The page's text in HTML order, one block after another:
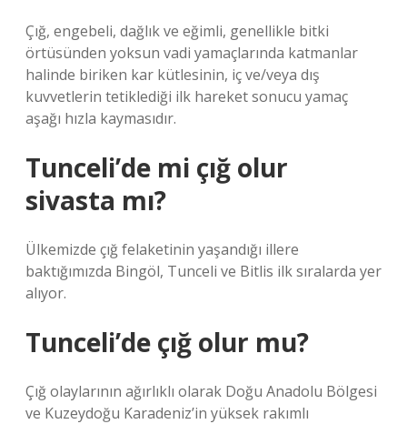
Çığ, engebeli, dağlık ve eğimli, genellikle bitki
örtüsünden yoksun vadi yamaçlarında katmanlar
halinde biriken kar kütlesinin, iç ve/veya dış
kuvvetlerin tetiklediği ilk hareket sonucu yamaç
aşağı hızla kaymasıdır.
Tunceli’de mi çığ olur
sivasta mı?
Ülkemizde çığ felaketinin yaşandığı illere
baktığımızda Bingöl, Tunceli ve Bitlis ilk sıralarda yer
alıyor.
Tunceli’de çığ olur mu?
Çığ olaylarının ağırlıklı olarak Doğu Anadolu Bölgesi
ve Kuzeydoğu Karadeniz’in yüksek rakımlı